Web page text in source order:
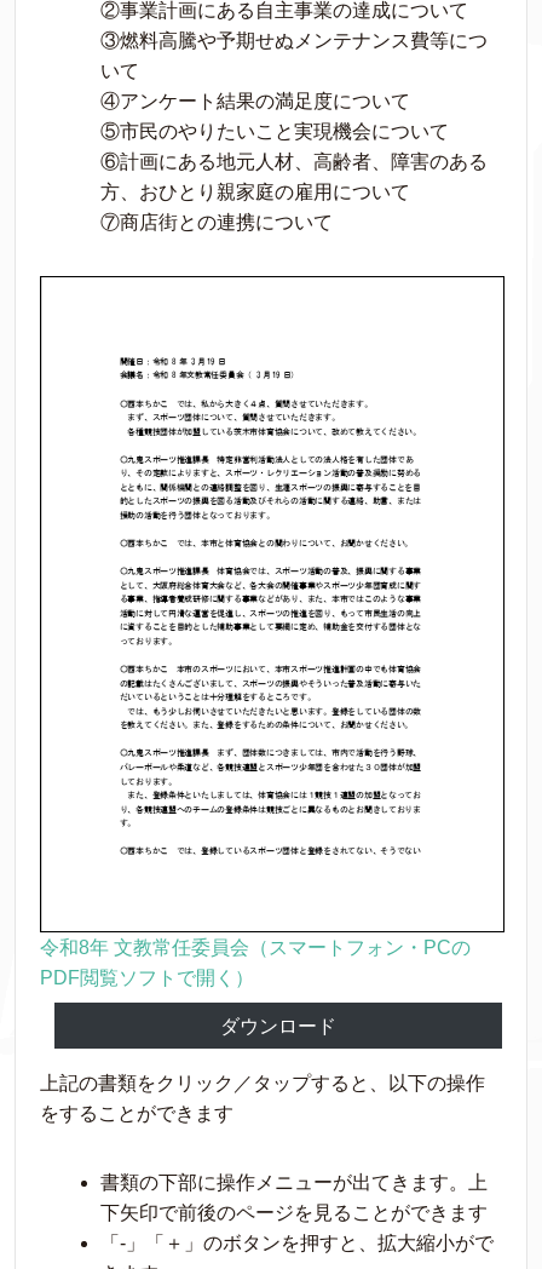
②事業計画にある自主事業の達成について
③燃料高騰や予期せぬメンテナンス費等につ
いて
④アンケート結果の満足度について
⑤市民のやりたいこと実現機会について
⑥計画にある地元人材、高齢者、障害のある
方、おひとり親家庭の雇用について
⑦商店街との連携について
令和8年 文教常任委員会（スマートフォン・PCの
PDF閲覧ソフトで開く）
ダウンロード
上記の書類をクリック／タップすると、以下の操作
をすることができます
書類の下部に操作メニューが出てきます。上
下矢印で前後のページを見ることができます
「-」「＋」のボタンを押すと、拡大縮小がで